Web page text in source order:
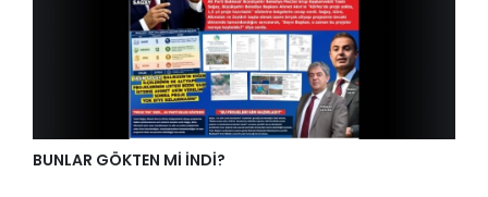
BUNLAR GÖKTEN Mİ İNDİ?